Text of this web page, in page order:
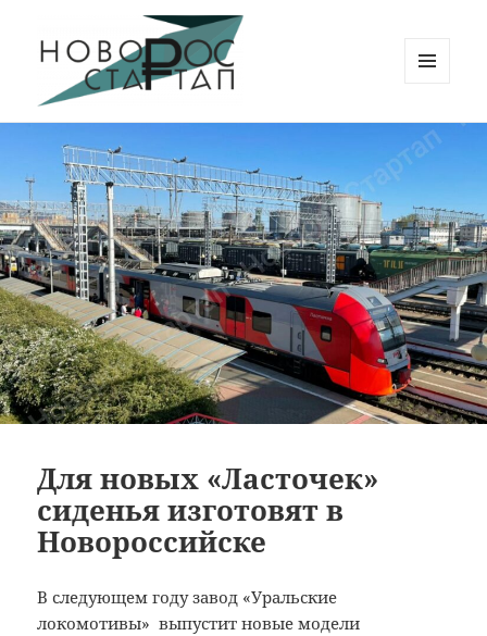
ВИДЖЕТЫ
Для новых «Ласточек»
сиденья изготовят в
Новороссийске
В следующем году завод «Уральские
локомотивы» выпустит новые модели